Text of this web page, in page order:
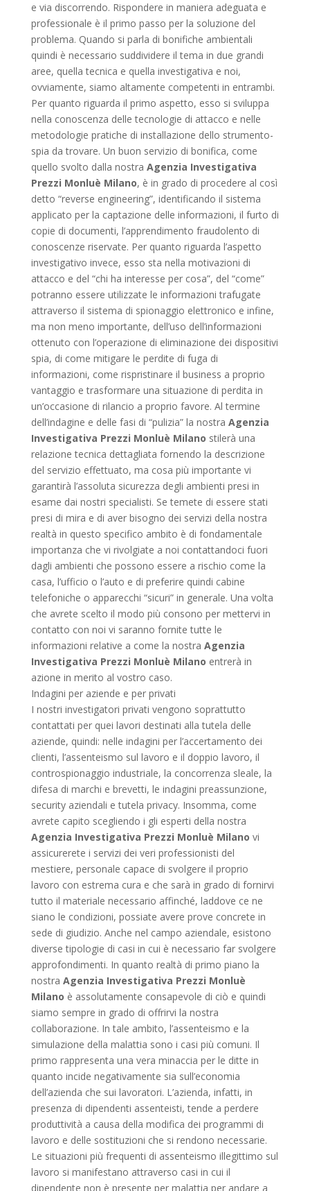
e via discorrendo. Rispondere in maniera adeguata e
professionale è il primo passo per la soluzione del
problema. Quando si parla di bonifiche ambientali
quindi è necessario suddividere il tema in due grandi
aree, quella tecnica e quella investigativa e noi,
ovviamente, siamo altamente competenti in entrambi.
Per quanto riguarda il primo aspetto, esso si sviluppa
nella conoscenza delle tecnologie di attacco e nelle
metodologie pratiche di installazione dello strumento-
spia da trovare. Un buon servizio di bonifica, come
quello svolto dalla nostra Agenzia Investigativa
Prezzi Monluè Milano, è in grado di procedere al così
detto “reverse engineering”, identificando il sistema
applicato per la captazione delle informazioni, il furto di
copie di documenti, l’apprendimento fraudolento di
conoscenze riservate. Per quanto riguarda l’aspetto
investigativo invece, esso sta nella motivazioni di
attacco e del “chi ha interesse per cosa”, del “come”
potranno essere utilizzate le informazioni trafugate
attraverso il sistema di spionaggio elettronico e infine,
ma non meno importante, dell’uso dell’informazioni
ottenuto con l’operazione di eliminazione dei dispositivi
spia, di come mitigare le perdite di fuga di
informazioni, come rispristinare il business a proprio
vantaggio e trasformare una situazione di perdita in
un’occasione di rilancio a proprio favore. Al termine
dell’indagine e delle fasi di “pulizia” la nostra Agenzia
Investigativa Prezzi Monluè Milano stilerà una
relazione tecnica dettagliata fornendo la descrizione
del servizio effettuato, ma cosa più importante vi
garantirà l’assoluta sicurezza degli ambienti presi in
esame dai nostri specialisti. Se temete di essere stati
presi di mira e di aver bisogno dei servizi della nostra
realtà in questo specifico ambito è di fondamentale
importanza che vi rivolgiate a noi contattandoci fuori
dagli ambienti che possono essere a rischio come la
casa, l’ufficio o l’auto e di preferire quindi cabine
telefoniche o apparecchi “sicuri” in generale. Una volta
che avrete scelto il modo più consono per mettervi in
contatto con noi vi saranno fornite tutte le
informazioni relative a come la nostra Agenzia
Investigativa Prezzi Monluè Milano entrerà in
azione in merito al vostro caso.
Indagini per aziende e per privati
I nostri investigatori privati vengono soprattutto
contattati per quei lavori destinati alla tutela delle
aziende, quindi: nelle indagini per l’accertamento dei
clienti, l’assenteismo sul lavoro e il doppio lavoro, il
controspionaggio industriale, la concorrenza sleale, la
difesa di marchi e brevetti, le indagini preassunzione,
security aziendali e tutela privacy. Insomma, come
avrete capito scegliendo i gli esperti della nostra
Agenzia Investigativa Prezzi Monluè Milano vi
assicurerete i servizi dei veri professionisti del
mestiere, personale capace di svolgere il proprio
lavoro con estrema cura e che sarà in grado di fornirvi
tutto il materiale necessario affinché, laddove ce ne
siano le condizioni, possiate avere prove concrete in
sede di giudizio. Anche nel campo aziendale, esistono
diverse tipologie di casi in cui è necessario far svolgere
approfondimenti. In quanto realtà di primo piano la
nostra Agenzia Investigativa Prezzi Monluè
Milano è assolutamente consapevole di ciò e quindi
siamo sempre in grado di offrirvi la nostra
collaborazione. In tale ambito, l’assenteismo e la
simulazione della malattia sono i casi più comuni. Il
primo rappresenta una vera minaccia per le ditte in
quanto incide negativamente sia sull’economia
dell’azienda che sui lavoratori. L’azienda, infatti, in
presenza di dipendenti assenteisti, tende a perdere
produttività a causa della modifica dei programmi di
lavoro e delle sostituzioni che si rendono necessarie.
Le situazioni più frequenti di assenteismo illegittimo sul
lavoro si manifestano attraverso casi in cui il
dipendente non è presente per malattia per andare a